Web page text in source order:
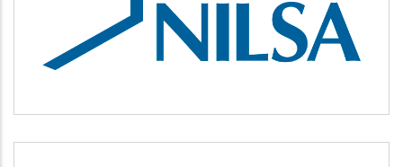
Medio ambiente